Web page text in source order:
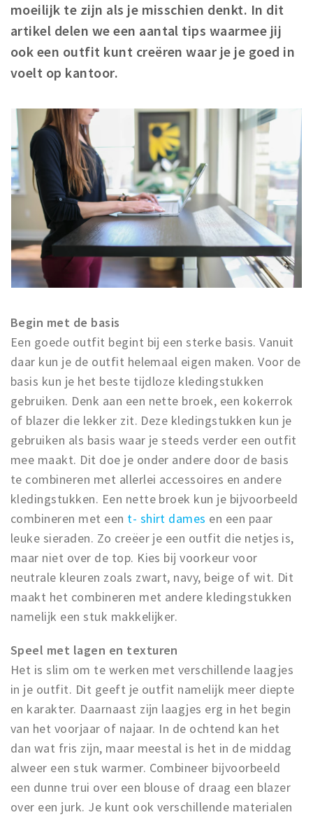
Toeristische routes
Natuurgebieden
Baroniepoorten
Sport
Privacy
Inloggen
moeilijk te zijn als je misschien denkt. In dit
artikel delen we een aantal tips waarmee jij
ook een outfit kunt creëren waar je je goed in
voelt op kantoor.
Begin met de basis
Een goede outfit begint bij een sterke basis. Vanuit
daar kun je de outfit helemaal eigen maken. Voor de
basis kun je het beste tijdloze kledingstukken
gebruiken. Denk aan een nette broek, een kokerrok
of blazer die lekker zit. Deze kledingstukken kun je
gebruiken als basis waar je steeds verder een outfit
mee maakt. Dit doe je onder andere door de basis
te combineren met allerlei accessoires en andere
kledingstukken. Een nette broek kun je bijvoorbeeld
combineren met een t- shirt dames en een paar
leuke sieraden. Zo creëer je een outfit die netjes is,
maar niet over de top. Kies bij voorkeur voor
neutrale kleuren zoals zwart, navy, beige of wit. Dit
maakt het combineren met andere kledingstukken
namelijk een stuk makkelijker.
Speel met lagen en texturen
Het is slim om te werken met verschillende laagjes
in je outfit. Dit geeft je outfit namelijk meer diepte
en karakter. Daarnaast zijn laagjes erg in het begin
van het voorjaar of najaar. In de ochtend kan het
dan wat fris zijn, maar meestal is het in de middag
alweer een stuk warmer. Combineer bijvoorbeeld
een dunne trui over een blouse of draag een blazer
over een jurk. Je kunt ook verschillende materialen